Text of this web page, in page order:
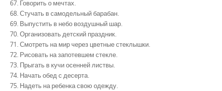
67. Говорить о мечтах.
68. Стучать в самодельный барабан.
69. Выпустить в небо воздушный шар.
70. Организовать детский праздник.
71. Смотреть на мир через цветные стеклышки.
72. Рисовать на запотевшем стекле.
73. Прыгать в кучи осенней листвы.
74. Начать обед с десерта.
75. Надеть на ребенка свою одежду.